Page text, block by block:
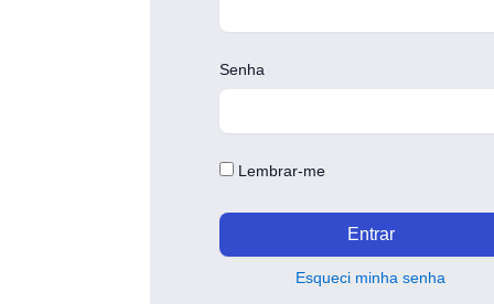
Senha
Lembrar‑me
Entrar
Esqueci minha senha